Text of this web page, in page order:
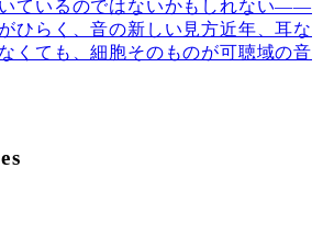
ているのではないかもしれない――
ひらく、音の新しい見方近年、耳な
くても、細胞そのものが可聴域の音